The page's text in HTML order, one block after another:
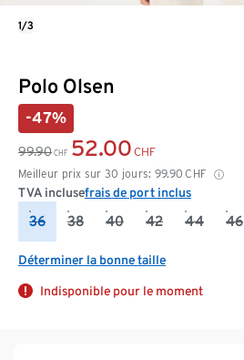
Polo Olsen
-47%
99.90 CHF 52.00 CHF
Meilleur prix sur 30 jours: 99.90 CHF
TVA inclusefrais de port inclus
36 38 40 42 44 46
Déterminer la bonne taille
Indisponible pour le moment
1/3